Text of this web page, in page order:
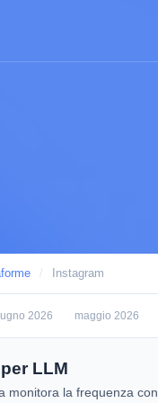
/ Instagram
2026 maggio 2026
LLM
monitora la frequenza